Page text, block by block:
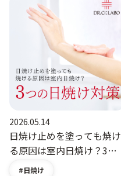
ラインショップ
2026.05.14
日焼け止めを塗っても焼け
る原因は室内日焼け？3つ
の日焼け対策｜美肌コラム
日焼け